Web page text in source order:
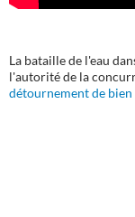
La bataille de l'eau
l'autorité de la
détournement de